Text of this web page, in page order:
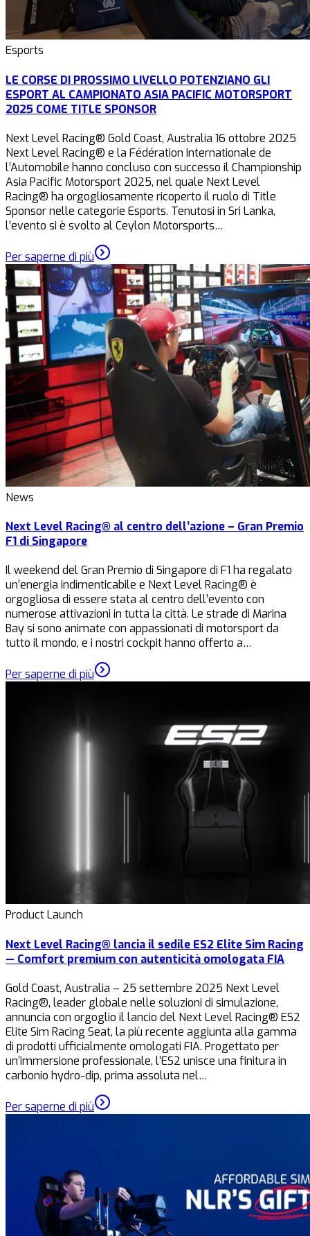
Esports
LE CORSE DI PROSSIMO LIVELLO POTENZIANO GLI
ESPORT AL CAMPIONATO ASIA PACIFIC MOTORSPORT
2025 COME TITLE SPONSOR
Next Level Racing® Gold Coast, Australia 16 ottobre 2025
Next Level Racing® e la Fédération Internationale de
l’Automobile hanno concluso con successo il Championship
Asia Pacific Motorsport 2025, nel quale Next Level
Racing® ha orgogliosamente ricoperto il ruolo di Title
Sponsor nelle categorie Esports. Tenutosi in Sri Lanka,
l’evento si è svolto al Ceylon Motorsports…
Per saperne di più
News
Next Level Racing® al centro dell’azione – Gran Premio
F1 di Singapore
Il weekend del Gran Premio di Singapore di F1 ha regalato
un’energia indimenticabile e Next Level Racing® è
orgogliosa di essere stata al centro dell’evento con
numerose attivazioni in tutta la città. Le strade di Marina
Bay si sono animate con appassionati di motorsport da
tutto il mondo, e i nostri cockpit hanno offerto a…
Per saperne di più
Product Launch
Next Level Racing® lancia il sedile ES2 Elite Sim Racing
— Comfort premium con autenticità omologata FIA
Gold Coast, Australia – 25 settembre 2025 Next Level
Racing®, leader globale nelle soluzioni di simulazione,
annuncia con orgoglio il lancio del Next Level Racing® ES2
Elite Sim Racing Seat, la più recente aggiunta alla gamma
di prodotti ufficialmente omologati FIA. Progettato per
un’immersione professionale, l’ES2 unisce una finitura in
carbonio hydro-dip, prima assoluta nel…
Per saperne di più